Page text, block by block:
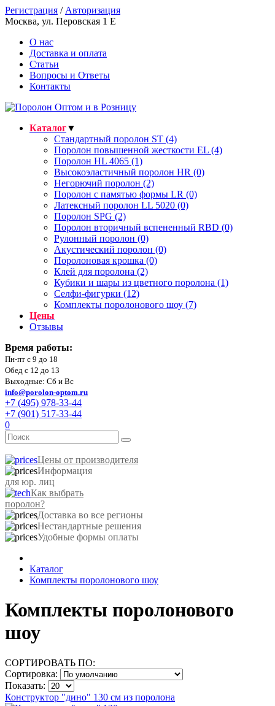
Регистрация / Авторизация
Москва, ул. Перовская 1 E
О нас
Доставка и оплата
Статьи
Вопросы и Ответы
Контакты
Каталог▼
Стандартный поролон ST (4)
Поролон повышенной жесткости EL (4)
Поролон HL 4065 (1)
Высокоэластичный поролон HR (0)
Негорючий поролон (2)
Поролон с памятью формы LR (0)
Латексный поролон LL 5020 (0)
Поролон SPG (2)
Поролон вторичный вспененный RBD (0)
Рулонный поролон (0)
Акустический поролон (0)
Поролоновая крошка (0)
Клей для поролона (2)
Кубики и шары из цветного поролона (1)
Селфи-фигурки (12)
Комплекты поролонового шоу (7)
Цены
Отзывы
Время работы:
Пн-пт с 9 до 18
Обед с 12 до 13
Выходные: Сб и Вс
info@porolon-optom.ru
+7 (495) 978-33-44
+7 (901) 517-33-44
0
Цены от производителя
Информация
для юр. лиц
Как выбрать
поролон?
Доставка во все регионы
Нестандартные решения
Удобные формы оплаты
Каталог
Комплекты поролонового шоу
Комплекты поролонового
шоу
СОРТИРОВАТЬ ПО:
Сортировка:
Показать:
Конструктор "дино" 130 см из поролона